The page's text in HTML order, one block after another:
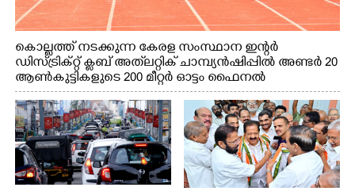
കൊല്ലത്ത് നടക്കുന്ന കേരള സംസ്ഥാന ഇന്റർ
ഡിസ്ട്രിക്റ്റ് ക്ലബ് അത്‌ലറ്റിക് ചാമ്പ്യൻഷിപ്പിൽ അണ്ടർ 20
ആൺകുട്ടികളുടെ 200 മീറ്റർ ഓട്ടം ഫൈനൽ
മത്സരത്തിനിടെ സിന്തറ്റിക് ട്രാക്കിന് കുറുകെ ഓടുന്ന
നായകൾ.